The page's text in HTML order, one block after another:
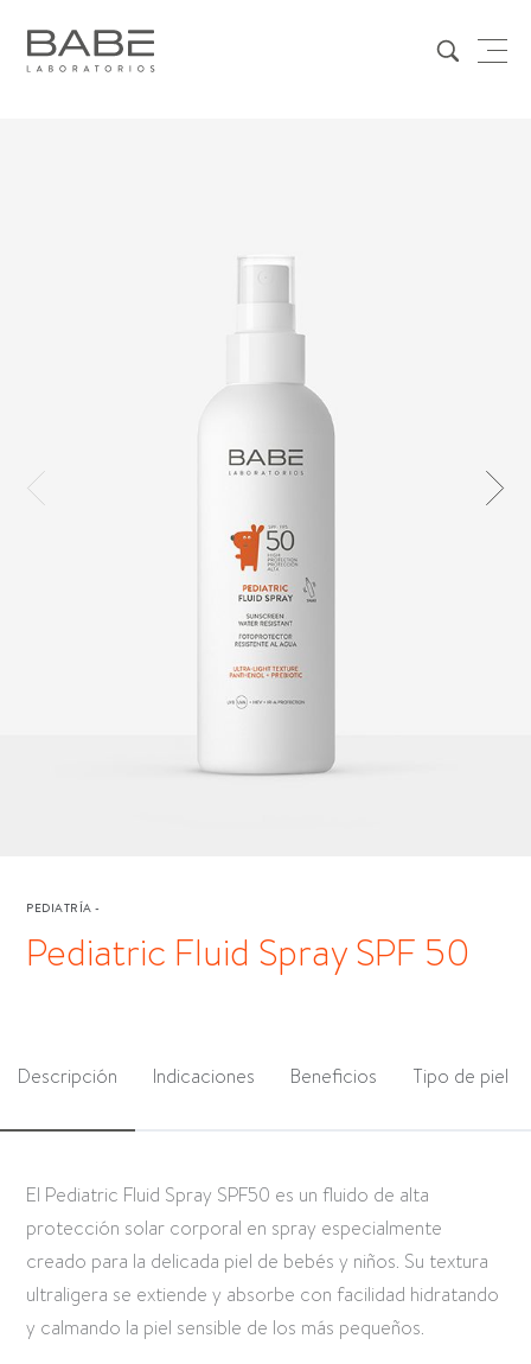
PEDIATRÍA-
Pediatric Fluid Spray SPF 50
Descripción Indicaciones Beneficios Tipo de piel
El Pediatric Fluid Spray SPF50 es un fluido de alta
protección solar corporal en spray especialmente
creado para la delicada piel de bebés y niños. Su textura
ultraligera se extiende y absorbe con facilidad hidratando
y calmando la piel sensible de los más pequeños.